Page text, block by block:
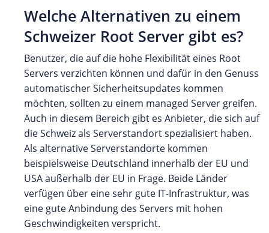
Welche Alternativen zu einem
Schweizer Root Server gibt es?
Benutzer, die auf die hohe Flexibilität eines Root
Servers verzichten können und dafür in den Genuss
automatischer Sicherheitsupdates kommen
möchten, sollten zu einem managed Server greifen.
Auch in diesem Bereich gibt es Anbieter, die sich auf
die Schweiz als Serverstandort spezialisiert haben.
Als alternative Serverstandorte kommen
beispielsweise Deutschland innerhalb der EU und
USA außerhalb der EU in Frage. Beide Länder
verfügen über eine sehr gute IT-Infrastruktur, was
eine gute Anbindung des Servers mit hohen
Geschwindigkeiten verspricht.